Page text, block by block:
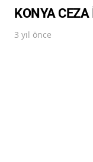
KONYA
3 yıl önce